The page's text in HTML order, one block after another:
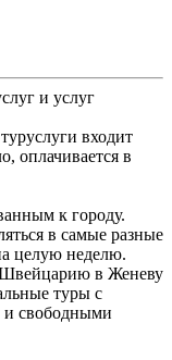
и услуг
входит
оплачивается в
к городу.
в самые разные
целую неделю.
Швейцарию в Женеву
туры с
и свободными